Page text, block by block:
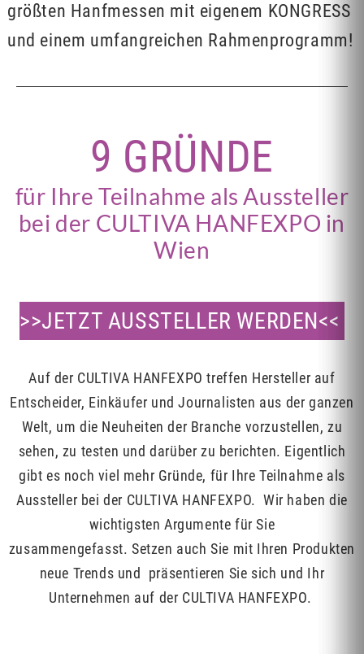
größten Hanfmessen mit eigenem KONGRESS
und einem umfangreichen Rahmenprogramm!
9 GRÜNDE
für Ihre Teilnahme als Aussteller
bei der CULTIVA HANFEXPO in
Wien
>>JETZT AUSSTELLER WERDEN<<
Auf der CULTIVA HANFEXPO treffen Hersteller auf
Entscheider, Einkäufer und Journalisten aus der ganzen
Welt, um die Neuheiten der Branche vorzustellen, zu
sehen, zu testen und darüber zu berichten. Eigentlich
gibt es noch viel mehr Gründe, für Ihre Teilnahme als
Aussteller bei der CULTIVA HANFEXPO. Wir haben die
wichtigsten Argumente für Sie
zusammengefasst. Setzen auch Sie mit Ihren Produkten
neue Trends und präsentieren Sie sich und Ihr
Unternehmen auf der CULTIVA HANFEXPO.